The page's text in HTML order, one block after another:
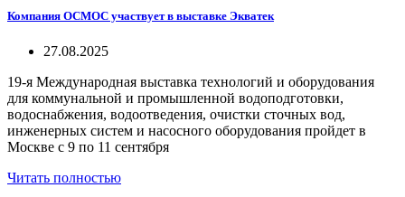
Компания ОСМОС участвует в выставке Экватек
27.08.2025
19-я Международная выставка технологий и оборудования
для коммунальной и промышленной водоподготовки,
водоснабжения, водоотведения, очистки сточных вод,
инженерных систем и насосного оборудования пройдет в
Москве с 9 по 11 сентября
Читать полностью